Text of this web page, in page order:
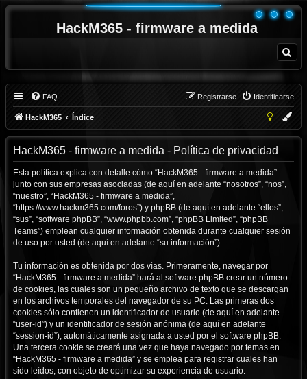
HackM365 - firmware a medida
u
FAQ Identificarse
Registrarse
HackM365 Índice
HackM365 - firmware a medida - Política de privacidad
Esta política explica con detalle cómo “HackM365 - firmware a medida”
junto con sus empresas asociadas (de aquí en adelante “nosotros”, “nos”,
“nuestro”, “HackM365 - firmware a medida”,
“https://www.hackm365.com/foros”) y phpBB (de aquí en adelante “ellos”,
“sus”, “software phpBB”, “www.phpbb.com”, “phpBB Limited”, “phpBB
Teams”) emplean cualquier información obtenida durante cualquier sesión
de uso por usted (de aquí en adelante “su información”).
Tu información es obtenida por dos vías. Primeramente, navegar por
“HackM365 - firmware a medida” hará al software phpBB crear un número
de cookies, las cuales son un pequeño archivo de texto que se descargan
en los archivos temporales del navegador de su PC. Las primeras dos
cookies sólo contienen un identificador de usuario (de aquí en adelante
“user-id”) y un identificador de sesión anónima (de aquí en adelante
“session-id”), automáticamente asignada a usted por el software phpBB.
Una tercera cookie se creará una vez que haya navegado por temas en
“HackM365 - firmware a medida” y se emplea para registrar cuales han
sido leídos, con objeto de optimizar su experiencia de usuario.